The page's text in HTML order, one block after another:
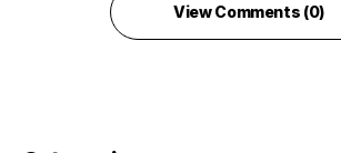
View Comments (0)